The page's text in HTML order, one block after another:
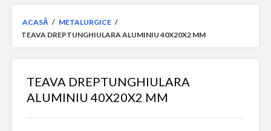
ACASĂ / METALURGICE /
TEAVA DREPTUNGHIULARA ALUMINIU 40X20X2 MM
TEAVA DREPTUNGHIULARA
ALUMINIU 40X20X2 MM